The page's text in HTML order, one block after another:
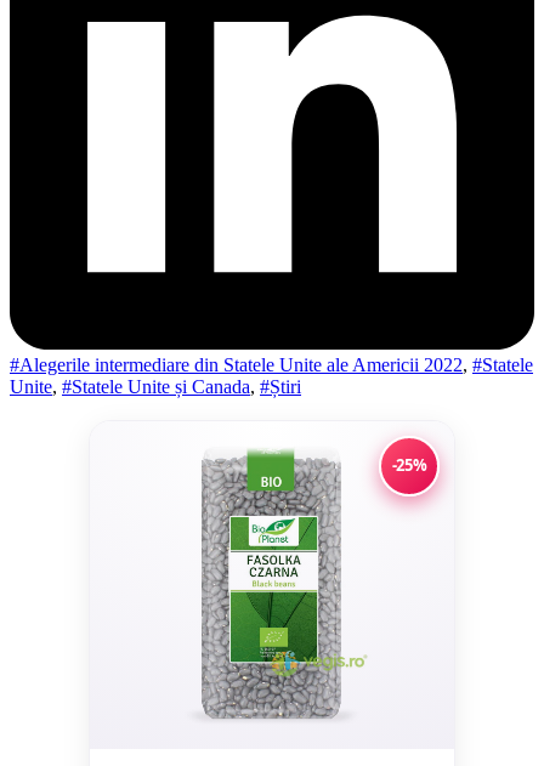
#Alegerile intermediare din Statele Unite ale Americii 2022, #Statele
Unite, #Statele Unite și Canada, #Știri
-25%